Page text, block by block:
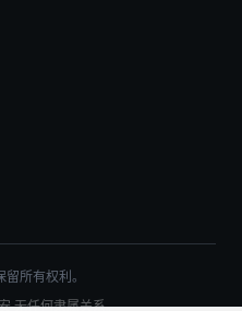
所有权利。
无任何隶属关系。